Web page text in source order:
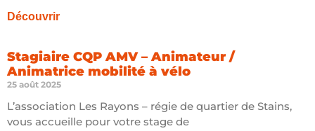
Découvrir
Stagiaire CQP AMV – Animateur /
Animatrice mobilité à vélo
25 août 2025
L’association Les Rayons – régie de quartier de Stains,
vous accueille pour votre stage de